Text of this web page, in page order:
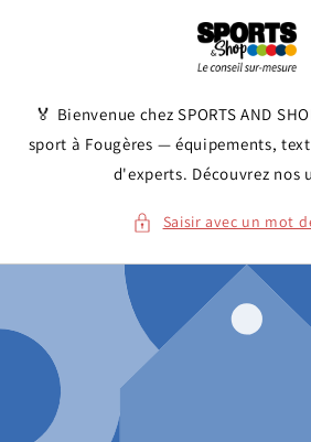
🏅 Bienvenue chez SPORTS AND
sport à Fougères — équipements,
d'experts. Découvrez nos
Saisir avec un mot